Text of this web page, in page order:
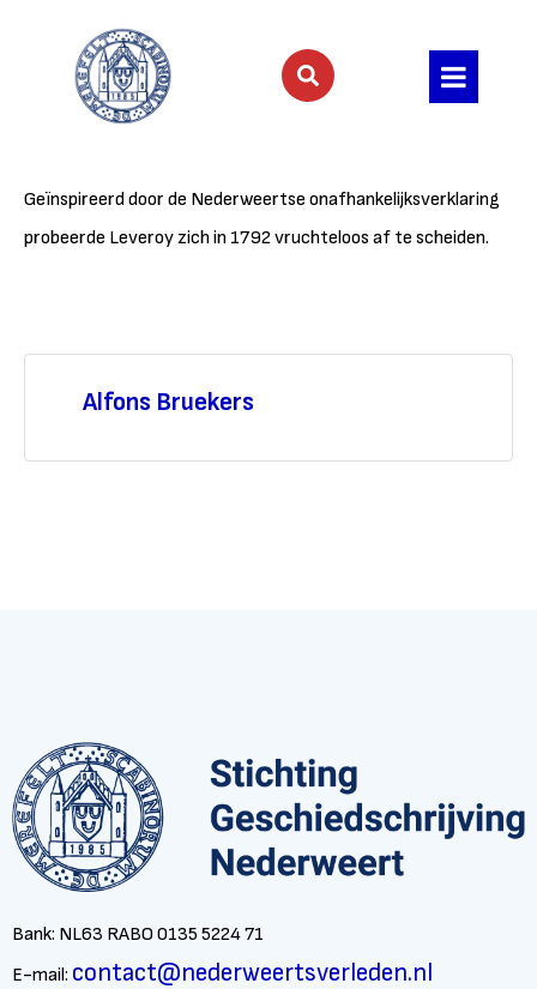
Geïnspireerd door de Nederweertse onafhankelijksverklaring
probeerde Leveroy zich in 1792 vruchteloos af te scheiden.
Alfons Bruekers
Bank: NL63 RABO 0135 5224 71
E-mail: contact@nederweertsverleden.nl